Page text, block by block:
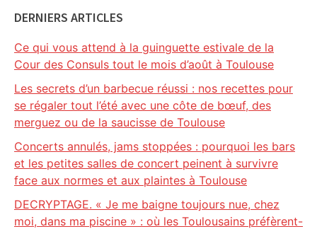
DERNIERS ARTICLES
Ce qui vous attend à la guinguette estivale de la
Cour des Consuls tout le mois d’août à Toulouse
Les secrets d’un barbecue réussi : nos recettes pour
se régaler tout l’été avec une côte de bœuf, des
merguez ou de la saucisse de Toulouse
Concerts annulés, jams stoppées : pourquoi les bars
et les petites salles de concert peinent à survivre
face aux normes et aux plaintes à Toulouse
DECRYPTAGE. « Je me baigne toujours nue, chez
moi, dans ma piscine » : où les Toulousains préfèrent-